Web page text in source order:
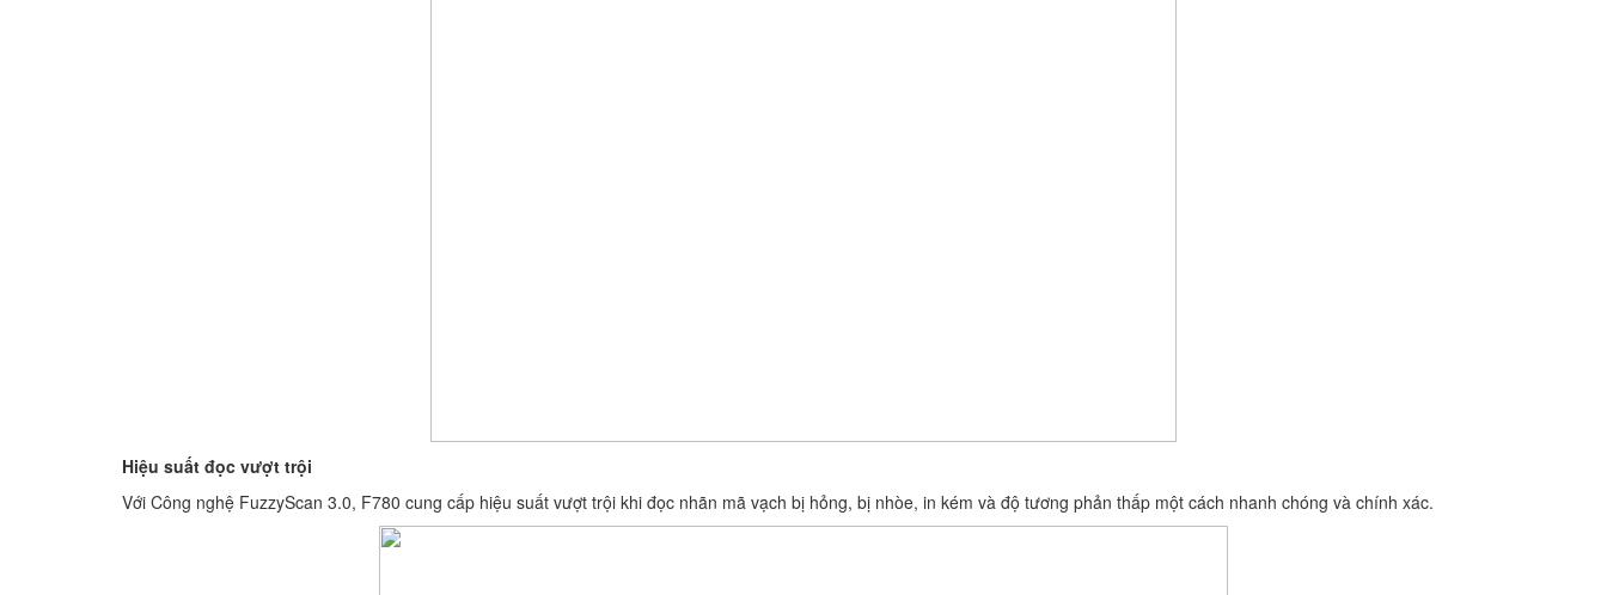
Hiệu suất đọc vượt trội
Với Công nghệ FuzzyScan 3.0, F780 cung cấp hiệu suất vượt trội khi đọc nhãn mã vạch bị hỏng, bị nhòe, in kém và độ tương phản thấp một cách nhanh chóng và chính xác.